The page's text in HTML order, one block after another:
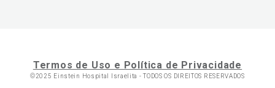
Termos de Uso e Política de Privacidade
©2025 Einstein Hospital Israelita -TODOS OS DIREITOS RESERVADOS